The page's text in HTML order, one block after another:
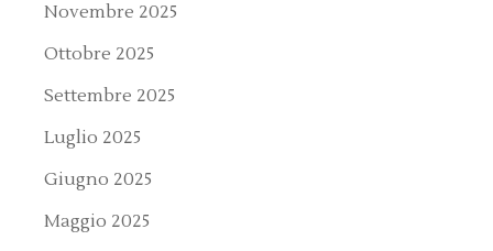
Novembre 2025
Ottobre 2025
Settembre 2025
Luglio 2025
Giugno 2025
Maggio 2025